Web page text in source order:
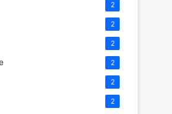
2
2
2
2
2
2